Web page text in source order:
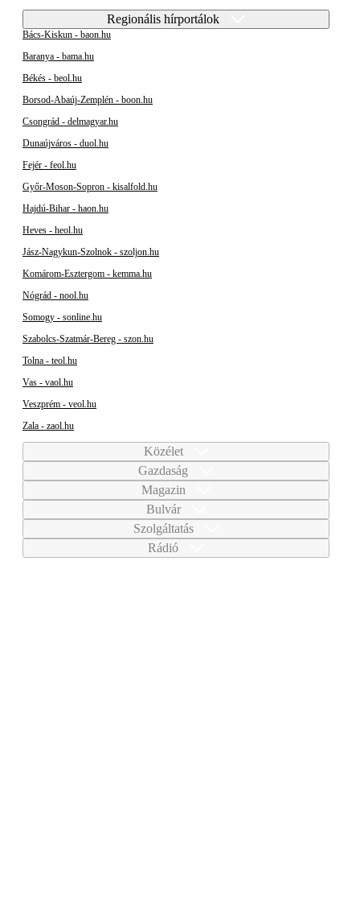
Regionális hírportálok
Bács-Kiskun - baon.hu
Baranya - bama.hu
Békés - beol.hu
Borsod-Abaúj-Zemplén - boon.hu
Csongrád - delmagyar.hu
Dunaújváros - duol.hu
Fejér - feol.hu
Győr-Moson-Sopron - kisalfold.hu
Hajdú-Bihar - haon.hu
Heves - heol.hu
Jász-Nagykun-Szolnok - szoljon.hu
Komárom-Esztergom - kemma.hu
Nógrád - nool.hu
Somogy - sonline.hu
Szabolcs-Szatmár-Bereg - szon.hu
Tolna - teol.hu
Vas - vaol.hu
Veszprém - veol.hu
Zala - zaol.hu
Közélet
Gazdaság
Magazin
Bulvár
Szolgáltatás
Rádió